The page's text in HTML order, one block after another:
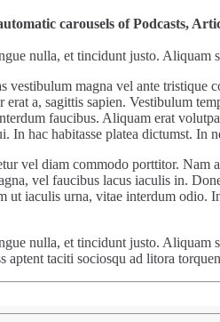
carousels of Podcasts,
nulla, et tincidunt justo. Aliquam
magna vel ante tristique
a, sagittis sapien. Vestibulum
faucibus. Aliquam erat
In hac habitasse platea dictumst. In
vel diam commodo porttitor. Nam
vel faucibus lacus iaculis in.
iaculis urna, vitae interdum odio.
nulla, et tincidunt justo. Aliquam
taciti sociosqu ad litora